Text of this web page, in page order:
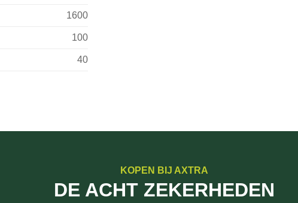
1600
100
40
KOPEN BIJ AXTRA
DE ACHT ZEKERHEDEN